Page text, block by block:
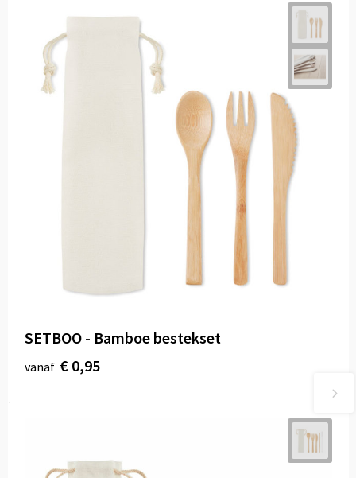
SETBOO - Bamboe bestekset
vanaf € 0,95